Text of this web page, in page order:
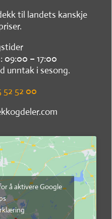
til landets kanskje
09:00 – 17:00
unntak i sesong.
52 52 00
å aktivere Google